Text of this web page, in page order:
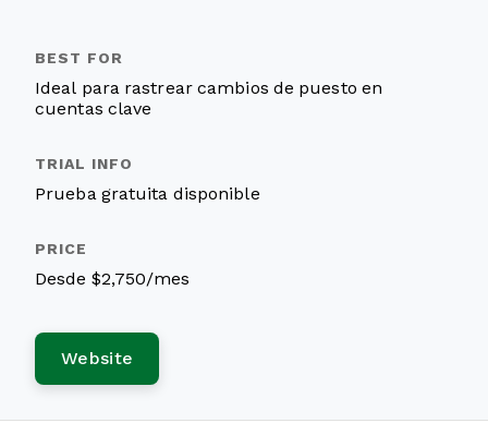
Ideal para rastrear cambios de puesto en
cuentas clave
Prueba gratuita disponible
Desde $2,750/mes
Website